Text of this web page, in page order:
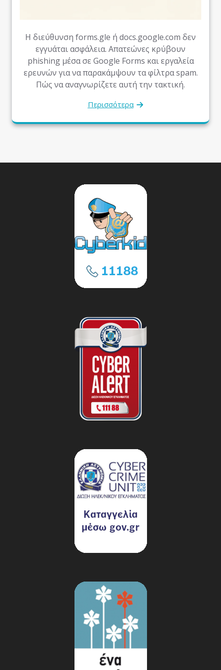
Η διεύθυνση forms.gle ή docs.google.com δεν
εγγυάται ασφάλεια. Απατεώνες κρύβουν
phishing μέσα σε Google Forms και εργαλεία
ερευνών για να παρακάμψουν τα φίλτρα spam.
Πώς να αναγνωρίζετε αυτή την τακτική.
Περισσότερα